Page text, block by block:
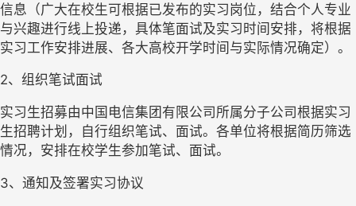
信息（广大在校生可根据已发布的实习岗位，结合个人专业
与兴趣进行线上投递，具体笔面试及实习时间安排，将根据
实习工作安排进展、各大高校开学时间与实际情况确定）。
2、 组织笔试面试
实习生招募由中国电信集团有限公司所属分子公司根据实习
生招聘计划，自行组织笔试、面试。各单位将根据简历筛选
情况，安排在校学生参加笔试、面试。
3、 通知及签署实习协议